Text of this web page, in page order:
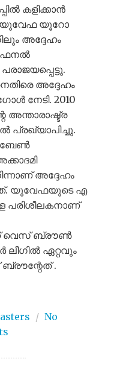
കളിക്കാൻ
യൂറോ
അദ്ദേഹം
അദ്ദേഹം
നേടി. 2010
പ്രഖ്യാപിച്ചു.
ബേൺ
അദ്ദേഹം
യുവേഫയുടെ എ
വെസ് ബ്രൗൺ
ഏറ്റവും
.
/ No